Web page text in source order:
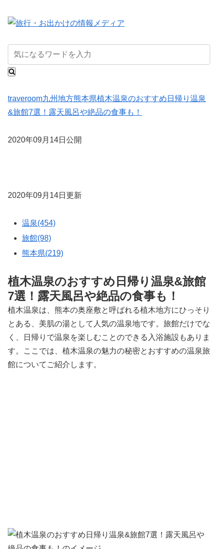
traveroom九州地方熊本県植木温泉のおすすめ日帰り温泉
&旅館7選！露天風呂や絶品の食事も！
2020年09月14日公開
2020年09月14日更新
温泉(454)
旅館(98)
熊本県(219)
植木温泉のおすすめ日帰り温泉&旅館
7選！露天風呂や絶品の食事も！
植木温泉は、熊本の奥座敷と呼ばれる植木地方にひっそり
とある、美肌の湯として人気の温泉地です。旅館だけでな
く、日帰りで温泉を楽しむことのできる入浴施設もありま
す。ここでは、植木温泉の魅力の秘密とおすすめの温泉旅
館についてご紹介します。